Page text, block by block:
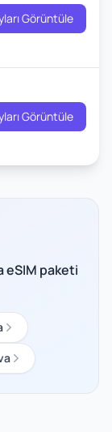
Görüntüle
Görüntüle
eSIM paketi